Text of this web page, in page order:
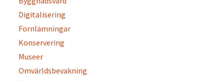
Digitalisering
Fornlämningar
Konservering
Museer
Omvärldsbevakning